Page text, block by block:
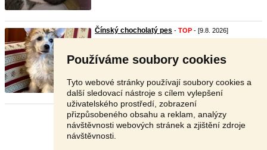
Používáme soubory cookies
Tyto webové stránky používají soubory cookies a
další sledovací nástroje s cílem vylepšení
uživatelského prostředí, zobrazení
přizpůsobeného obsahu a reklam, analýzy
návštěvnosti webových stránek a zjištění zdroje
návštěvnosti.
Čínský chocholatý pes - TOP - [9.8. 2026]
Dohodou
Stránka: 1 2 3 Další